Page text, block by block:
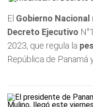
El Gobierno Nacional
Decreto Ejecutivo
2023, que regula la
República de Panamá